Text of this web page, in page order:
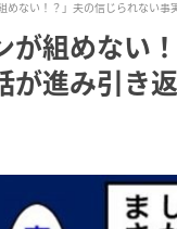
めない！？」夫の信じられない
が組めない
進み引き